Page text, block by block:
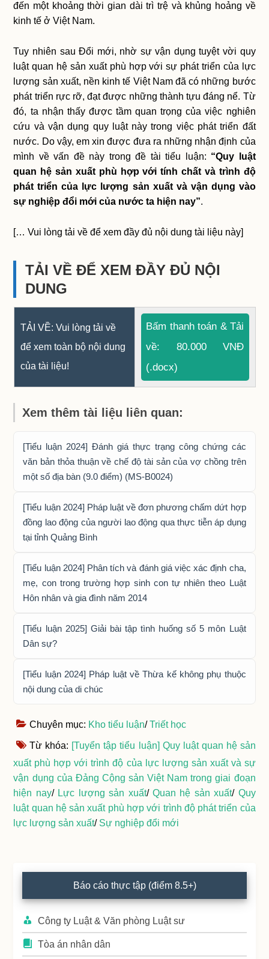
đến một khoảng thời gian dài trì trệ và khủng hoảng về
kinh tế ở Việt Nam.
Tuy nhiên sau Đổi mới, nhờ sự vận dụng tuyệt vời quy
luật quan hệ sản xuất phù hợp với sự phát triển của lực
lượng sản xuất, nền kinh tế Việt Nam đã có những bước
phát triển rực rỡ, đạt được những thành tựu đáng nể. Từ
đó, ta nhận thấy được tầm quan trọng của việc nghiên
cứu và vận dụng quy luật này trong việc phát triển đất
nước. Do vậy, em xin được đưa ra những nhận định của
mình về vấn đề này trong đề tài tiểu luận: “Quy luật
quan hệ sản xuất phù hợp với tính chất và trình độ
phát triển của lực lượng sản xuất và vận dụng vào
sự nghiệp đổi mới của nước ta hiện nay”.
[… Vui lòng tải về để xem đầy đủ nội dung tài liệu này]
TẢI VỀ ĐỂ XEM ĐẦY ĐỦ NỘI
DUNG
TẢI VỀ: Vui lòng tải về
để xem toàn bộ nội dung
của tài liệu!
Bấm thanh toán & Tải
về: 80.000 VNĐ
(.docx)
Xem thêm tài liệu liên quan:
[Tiểu luận 2024] Đánh giá thực trạng công chứng các
văn bản thỏa thuận về chế độ tài sản của vợ chồng trên
một số địa bàn (9.0 điểm) (MS-B0024)
[Tiểu luận 2024] Pháp luật về đơn phương chấm dứt hợp
đồng lao động của người lao động qua thực tiễn áp dụng
tại tỉnh Quảng Bình
[Tiểu luận 2024] Phân tích và đánh giá việc xác định cha,
mẹ, con trong trường hợp sinh con tự nhiên theo Luật
Hôn nhân và gia đình năm 2014
[Tiểu luận 2025] Giải bài tập tình huống số 5 môn Luật
Dân sự?
[Tiểu luận 2024] Pháp luật về Thừa kế không phụ thuộc
nội dung của di chúc
Chuyên mục: Kho tiểu luận/Triết học
Từ khóa: [Tuyển tập tiểu luận] Quy luật quan hệ sản
xuất phù hợp với trình độ của lực lượng sản xuất và sự
vận dụng của Đảng Cộng sản Việt Nam trong giai đoạn
hiện nay/ Lực lượng sản xuất/ Quan hệ sản xuất/ Quy
luật quan hệ sản xuất phù hợp với trình độ phát triển của
lực lượng sản xuất/ Sự nghiệp đổi mới
Primary
Sidebar
Báo cáo thực tập (điểm 8.5+)
Công ty Luật & Văn phòng Luật sư
Tòa án nhân dân